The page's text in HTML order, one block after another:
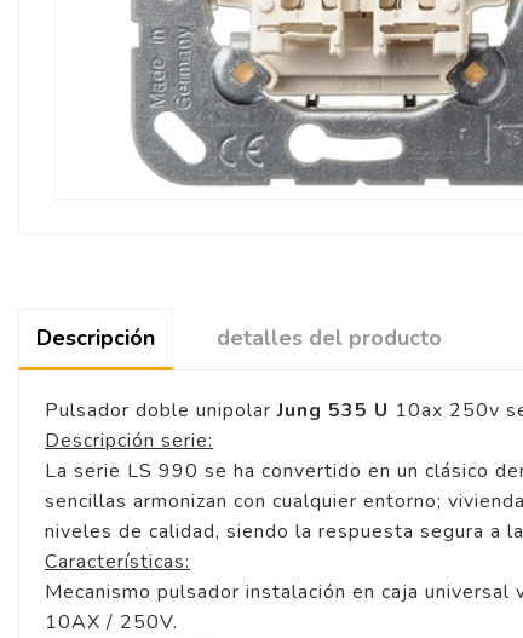
Descripción detalles del producto
Pulsador doble unipolarJung 535 U 10ax 250v
Descripción serie:
La serie LS 990 se ha convertido en un clásico
sencillas armonizan con cualquier entorno;
niveles de calidad, siendo la respuesta segura a
Características:
Mecanismo pulsador instalación en caja universal
10AX / 250V.